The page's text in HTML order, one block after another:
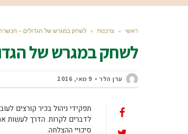
ראשי » צרכנות » לשחק במגרש של הגדולים – הכשרה
לשחק במגרש של
ערן הלר 9 מאי, 2016
תפקידי ניהול בכיר קורצים
לדברים לקרות. הדרך לעשות
סיכויי ההצלחה.